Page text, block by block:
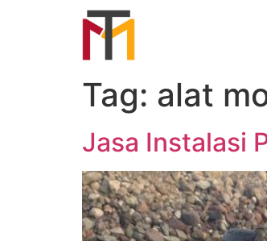
Tag: alat
Jasa Instalasi